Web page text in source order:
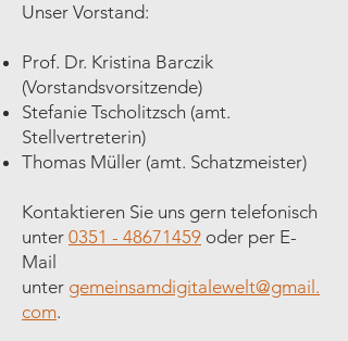
Unser Vorstand:
Prof. Dr. Kristina Barczik
(Vorstandsvorsitzende)
Stefanie Tscholitzsch (amt.
Stellvertreterin)
Thomas Müller (amt. Schatzmeister)
Kontaktieren Sie uns gern telefonisch
unter 0351 - 48671459 oder per E-
Mail
unter gemeinsamdigitalewelt@gmail.
com.